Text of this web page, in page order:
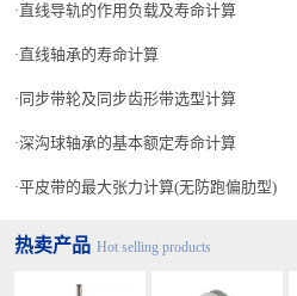
直线导轨的作用负载及寿命计算
直线轴承的寿命计算
同步带轮及同步齿形带选型计算
深沟球轴承的基本额定寿命计算
平皮带的最大张力计算(无防跑偏肋型)
热卖产品 Hot selling products